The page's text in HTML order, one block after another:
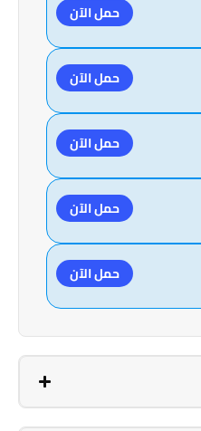
حمل الآن
حمل الآن
حمل الآن
حمل الآن
حمل الآن